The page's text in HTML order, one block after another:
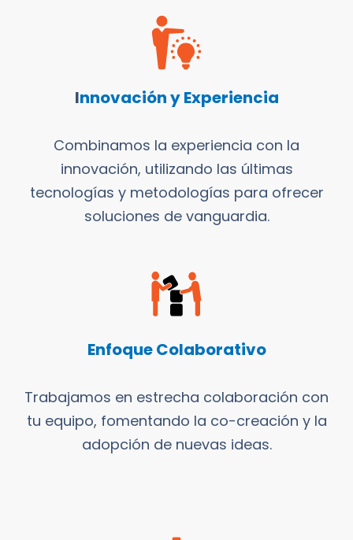
Innovación y Experiencia
Combinamos la experiencia con la
innovación, utilizando las últimas
tecnologías y metodologías para ofrecer
soluciones de vanguardia.
Enfoque Colaborativo
Trabajamos en estrecha colaboración con
tu equipo, fomentando la co-creación y la
adopción de nuevas ideas.